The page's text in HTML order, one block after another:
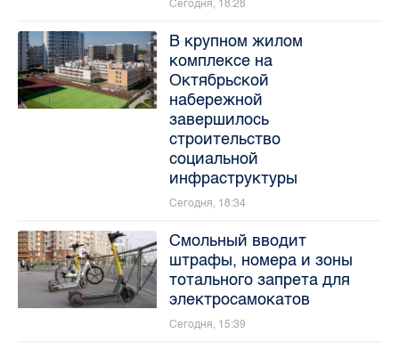
Сегодня, 18:28
В крупном жилом
комплексе на
Октябрьской
набережной
завершилось
строительство
социальной
инфраструктуры
Сегодня, 18:34
Смольный вводит
штрафы, номера и зоны
тотального запрета для
электросамокатов
Сегодня, 15:39